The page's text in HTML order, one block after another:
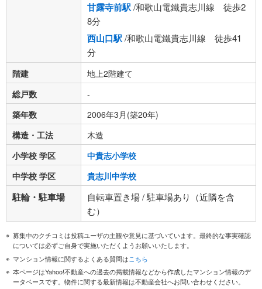
甘露寺前駅/和歌山電鐵貴志川線 徒歩2
8分
西山口駅/和歌山電鐵貴志川線 徒歩41
分
階建
地上2階建て
総戸数
-
築年数
2006年3月(築20年)
構造・工法
木造
小学校 学区
中貴志小学校
中学校 学区
貴志川中学校
駐輪・駐車場
自転車置き場 / 駐車場あり（近隣を含
む）
募集中のクチコミは投稿ユーザの主観や意見に基づいています。最終的な事実確認
については必ずご自身で実施いただくようお願いいたします。
マンション情報に関するよくある質問はこちら
本ページはYahoo!不動産への過去の掲載情報などから作成したマンション情報のデ
ータベースです。物件に関する最新情報は不動産会社へお問い合わせください。